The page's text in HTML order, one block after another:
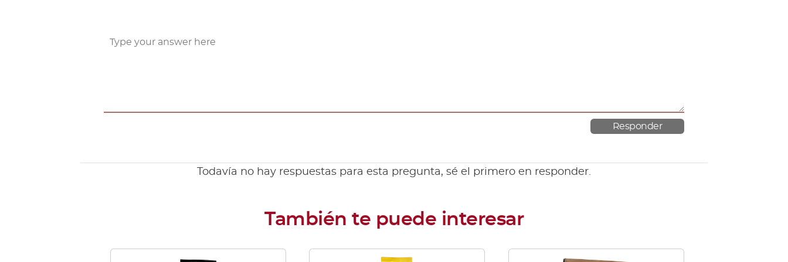
Todavía no hay respuestas para esta pregunta, sé el primero en responder.
Este